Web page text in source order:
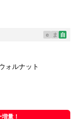
e ま 自
ォルナット
量！